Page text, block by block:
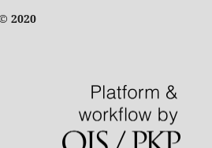
2020